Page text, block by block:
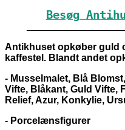
Besøg
Antikhuset opkøber guld
kaffestel. Blandt andet
- Musselmalet, Blå
Vifte, Blåkant, Guld Vifte,
Relief, Azur, Konkylie,
- Porcelænsfigurer